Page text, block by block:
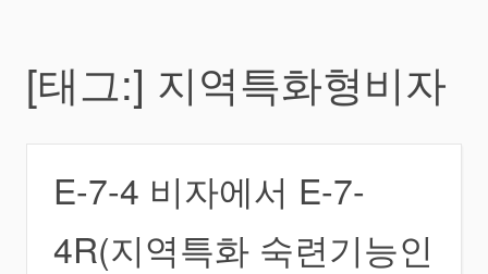
[태그:] 지역특화형비자
E-7-4 비자에서 E-7-
4R(지역특화 숙련기능인